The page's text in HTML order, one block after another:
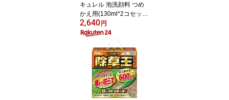
キュレル 泡洗顔料 つめ
かえ用(130ml*2コセッ
ト)【キュレル】
2,640円